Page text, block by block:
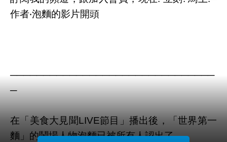
作者‧泡麵的影片開頭
───────────────────────────────
─
在「美食大見聞LIVE節目」播出後，「世界第一
麵」的鬧場人物泡麵已被所有人認出了，